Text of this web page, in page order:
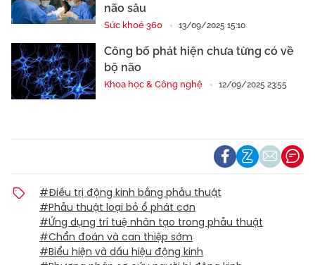
não sâu
Sức khoẻ 360 13/09/2025 15:10
Công bố phát hiện chưa từng có về
bộ não
Khoa học & Công nghệ 12/09/2025 23:55
#Điều trị động kinh bằng phẫu thuật
#Phẫu thuật loại bỏ ổ phát cơn
#Ứng dụng trí tuệ nhân tạo trong phẫu thuật
#Chẩn đoán và can thiệp sớm
#Biểu hiện và dấu hiệu động kinh